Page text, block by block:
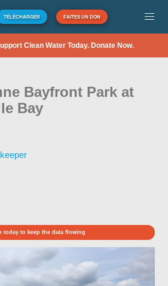
TÉLÉCHARGER FAITES UN DON
Clean Water Today. Donate Now.
Bayfront Park at
Bay
today to keep the data flowing